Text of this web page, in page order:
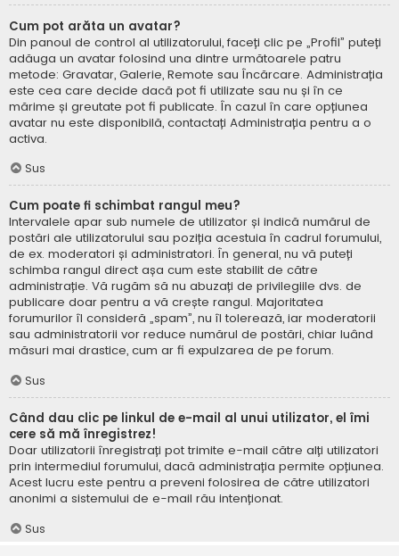
Cum pot arăta un avatar?
Din panoul de control al utilizatorului, faceți clic pe „Profil” puteți
adăuga un avatar folosind una dintre următoarele patru
metode: Gravatar, Galerie, Remote sau Încărcare. Administrația
este cea care decide dacă pot fi utilizate sau nu și în ce
mărime și greutate pot fi publicate. În cazul în care opțiunea
avatar nu este disponibilă, contactați Administrația pentru a o
activa.
Sus
Cum poate fi schimbat rangul meu?
Intervalele apar sub numele de utilizator și indică numărul de
postări ale utilizatorului sau poziția acestuia în cadrul forumului,
de ex. moderatori și administratori. În general, nu vă puteți
schimba rangul direct așa cum este stabilit de către
administrație. Vă rugăm să nu abuzați de privilegiile dvs. de
publicare doar pentru a vă crește rangul. Majoritatea
forumurilor îl consideră „spam”, nu îl tolerează, iar moderatorii
sau administratorii vor reduce numărul de postări, chiar luând
măsuri mai drastice, cum ar fi expulzarea de pe forum.
Sus
Când dau clic pe linkul de e-mail al unui utilizator, el îmi
cere să mă înregistrez!
Doar utilizatorii înregistrați pot trimite e-mail către alți utilizatori
prin intermediul forumului, dacă administrația permite opțiunea.
Acest lucru este pentru a preveni folosirea de către utilizatori
anonimi a sistemului de e-mail rău intenționat.
Sus